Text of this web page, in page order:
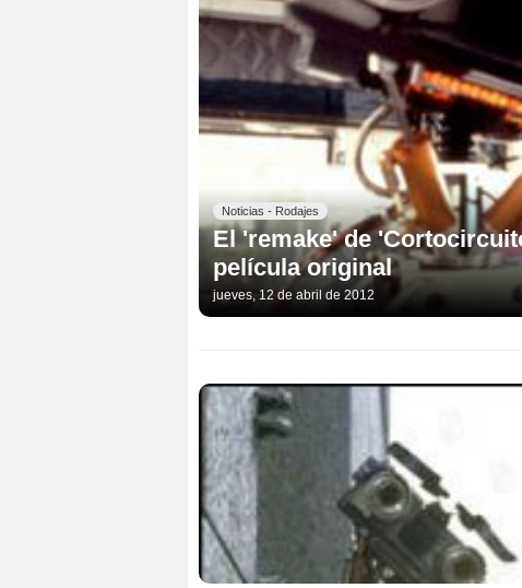
Noticias - Rodajes
El 'remake' de
película original
jueves, 12 de abril de 2012